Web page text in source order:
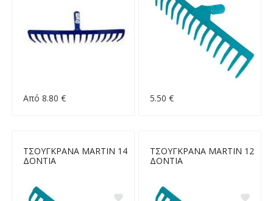
Από 8.80 € 5.50 €
ΤΣΟΥΓΚΡΑΝΑ MARTIN 14
ΔΟΝΤΙΑ
ΤΣΟΥΓΚΡΑΝΑ MARTIN 12
ΔΟΝΤΙΑ